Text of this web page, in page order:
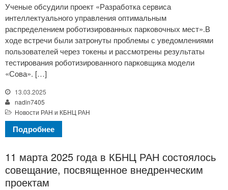
Ученые обсудили проект «Разработка сервиса
интеллектуального управления оптимальным
распределением роботизированных парковочных мест».В
ходе встречи были затронуты проблемы с уведомлениями
пользователей через токены и рассмотрены результаты
тестирования роботизированного парковщика модели
«Сова». […]
13.03.2025
nadin7405
Новости РАН и КБНЦ РАН
Подробнее
11 марта 2025 года в КБНЦ РАН состоялось
совещание, посвященное внедренческим
проектам